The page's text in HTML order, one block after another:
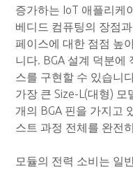
증가하는 IoT 애플리케
베디드 컴퓨팅의 장점
페이스에 대한 점점 높
니다. BGA 설계 덕분에
스를 구현할 수 있습니
가장 큰 Size-L(대형)
개의 BGA 핀을 가지고
스트 과정 전체를 완전
모듈의 전력 소비는 일